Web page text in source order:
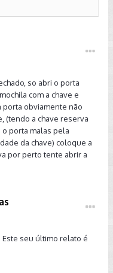
so abri o porta
com a chave e
porta obviamente não
(tendo a chave reserva
porta malas pela
da chave) coloque a
por perto tente abrir a
seu último relato é